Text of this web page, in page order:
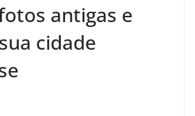
antigas e
cidade